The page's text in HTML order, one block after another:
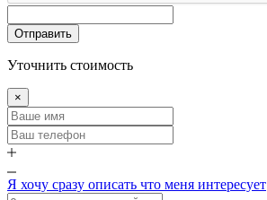
Отправить
Уточнить стоимость
×
Я хочу сразу описать что меня интересует